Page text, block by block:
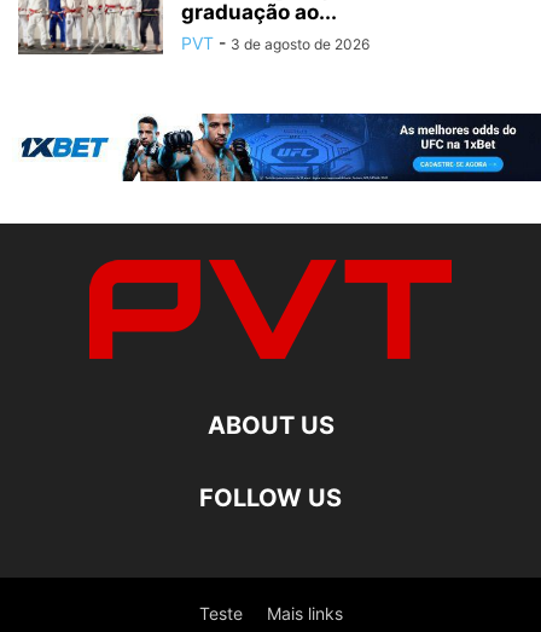
graduação ao...
PVT - 3 de agosto de 2026
ABOUT US
FOLLOW US
Teste Mais links